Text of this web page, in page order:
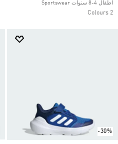
اطفال 4-8 سنوات Sportswear
2 Colours
-30%